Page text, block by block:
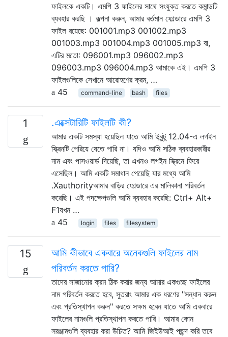
ফাইলকে একটি। এমপি 3 ফাইলের সাথে সংযুক্ত করতে কমান্ডটি
ব্যবহার করছি । কল্পনা করুন, আমার বর্তমান ফোল্ডারে এমপি 3
ফাইল রয়েছে: 001001.mp3 001002.mp3
001003.mp3 001004.mp3 001005.mp3 বা,
এটির মতো: 096001.mp3 096002.mp3
096003.mp3 096004.mp3 আমাকে এই। এমপি 3
ফাইলগুলিকে সেখানে আরোহণের ক্রম, …
45
command-line bash files
1 .এক্সেটারিটি ফাইলটি কী?
আমার একটি সমস্যা হয়েছিল যাতে আমি উবুন্টু 12.04-এ লগইন
স্ক্রিনটি পেরিয়ে যেতে পারি না। যদিও আমি সঠিক ব্যবহারকারীর
নাম এবং পাসওয়ার্ড দিয়েছি, তা এখনও লগইন স্ক্রিনে ফিরে
এসেছিল। আমি একটি সমাধান পেয়েছি যার মধ্যে আমি
.Xauthorityআমার বাড়ির ফোল্ডারে এর মালিকানা পরিবর্তন
করেছি। এই পদক্ষেপগুলি আমি ব্যবহার করেছি: Ctrl+ Alt+
F1যখন …
45
login files filesystem
15
আমি কীভাবে একবারে অনেকগুলি ফাইলের নাম
পরিবর্তন করতে পারি?
তাদের সাজানোর ক্রম ঠিক করার জন্য আমার একগুচ্ছ ফাইলের
নাম পরিবর্তন করতে হবে, সুতরাং আমার এক ধরণের "সন্ধান করুন
এবং প্রতিস্থাপন করুন" করতে সক্ষম হবেন যাতে আমি একবারে
ফাইলের নামগুলি প্রতিস্থাপন করতে পারি। আমার কোন
সরঞ্জামগুলি ব্যবহার করা উচিত? আমি জিইউআই পছন্দ করি তবে